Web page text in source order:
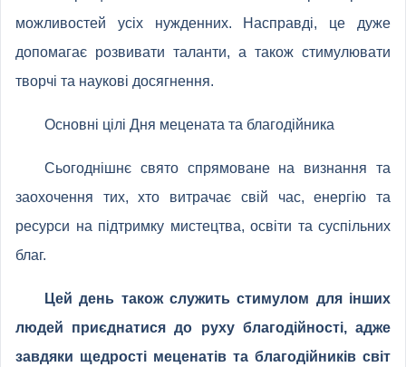
можливостей усіх нужденних. Насправді, це дуже
допомагає розвивати таланти, а також стимулювати
творчі та наукові досягнення.
Основні цілі Дня мецената та благодійника
Сьогоднішнє свято спрямоване на визнання та
заохочення тих, хто витрачає свій час, енергію та
ресурси на підтримку мистецтва, освіти та суспільних
благ.
Цей день також служить стимулом для інших
людей приєднатися до руху благодійності, адже
завдяки щедрості меценатів та благодійників світ